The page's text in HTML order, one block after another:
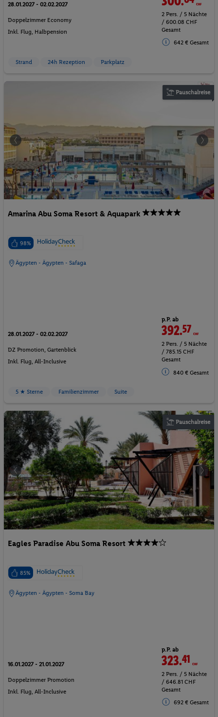
28.01.2027 - 02.02.2027
Doppelzimmer Economy
Inkl. Flug, Halbpension
2 Pers. / 5 Nächte
/ 600.08 CHF
Gesamt
642 € Gesamt
Strand 24h Rezeption Parkplatz
Pauschalreise
Amarina Abu Soma Resort & Aquapark
98%
Ägypten - Ägypten - Safaga
28.01.2027 - 02.02.2027
DZ Promotion, Gartenblick
Inkl. Flug, All-Inclusive
p.P. ab
392.57CHF
2 Pers. / 5 Nächte
/ 785.15 CHF
Gesamt
840 € Gesamt
5 ★ Sterne Familienzimmer Suite
Pauschalreise
Eagles Paradise Abu Soma Resort
85%
Ägypten - Ägypten - Soma Bay
16.01.2027 - 21.01.2027
Doppelzimmer Promotion
Inkl. Flug, All-Inclusive
p.P. ab
323.41 CHF
2 Pers. / 5 Nächte
/ 646.81 CHF
Gesamt
692 € Gesamt